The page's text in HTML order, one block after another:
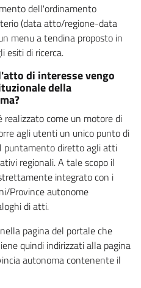
dell'ordinamento
(data atto/regione-data
menu a tendina proposto in
esiti di ricerca.
di interesse vengo
della
realizzato come un motore di
agli utenti un unico punto di
puntamento diretto agli atti
regionali. A tale scopo il
integrato con i
Province autonome
di atti.
pagina del portale che
quindi indirizzati alla pagina
autonoma contenente il